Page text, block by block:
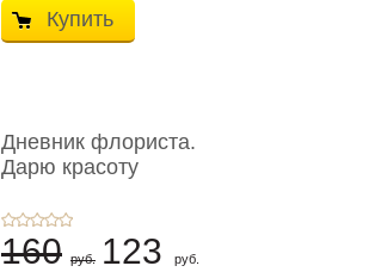
Купить
Дневник флориста.
Дарю красоту
160 руб. 123 руб.